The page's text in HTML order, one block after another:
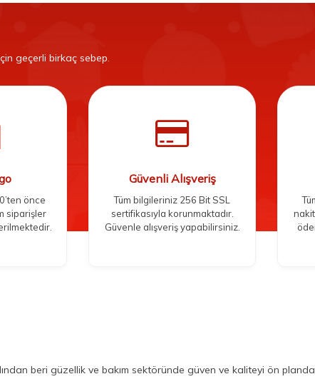
geçerli birkaç sebep.
önce
siparişler
Güvenli Alışveriş
Tüm bilgileriniz 256 Bit SSL
sertifikasıyla korunmaktadır.
Güvenle alışveriş yapabilirsiniz.
beri güzellik ve bakım sektöründe güven ve kaliteyi ön